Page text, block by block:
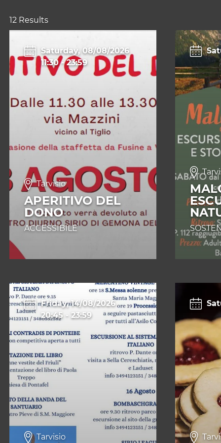
12 Results
Saturday, 08/08/2026
11:30-23:59
Tarvisio
APERITIVO DEL
DONO
ACCESSIBILE
Friday, 14/08/2026
20:45 - 23:59
Tarvisio